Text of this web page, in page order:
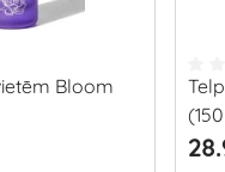
Bloom